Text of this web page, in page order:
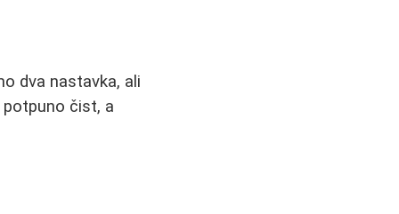
dva nastavka, ali
čist, a